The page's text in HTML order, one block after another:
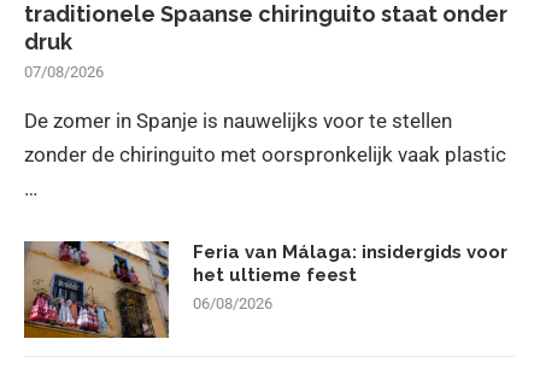
traditionele Spaanse chiringuito staat onder
druk
07/08/2026
De zomer in Spanje is nauwelijks voor te stellen
zonder de chiringuito met oorspronkelijk vaak plastic
…
Feria van Málaga: insidergids voor
het ultieme feest
06/08/2026